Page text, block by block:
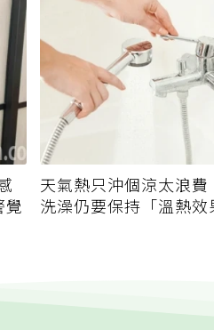
覺
天氣熱只沖個涼太浪費
洗澡仍要保持「溫熱效